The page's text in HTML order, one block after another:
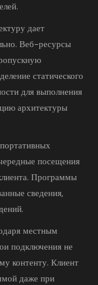
дает
Веб-ресурсы
статического
для выполнения
архитектуры
посещения
Программы
сведения,
местным
подключения не
контенту. Клиент
даже при